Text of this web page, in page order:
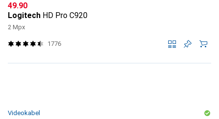
CHF
49.90
Logitech HD Pro C920
2 Mpx
1776
Videokabel